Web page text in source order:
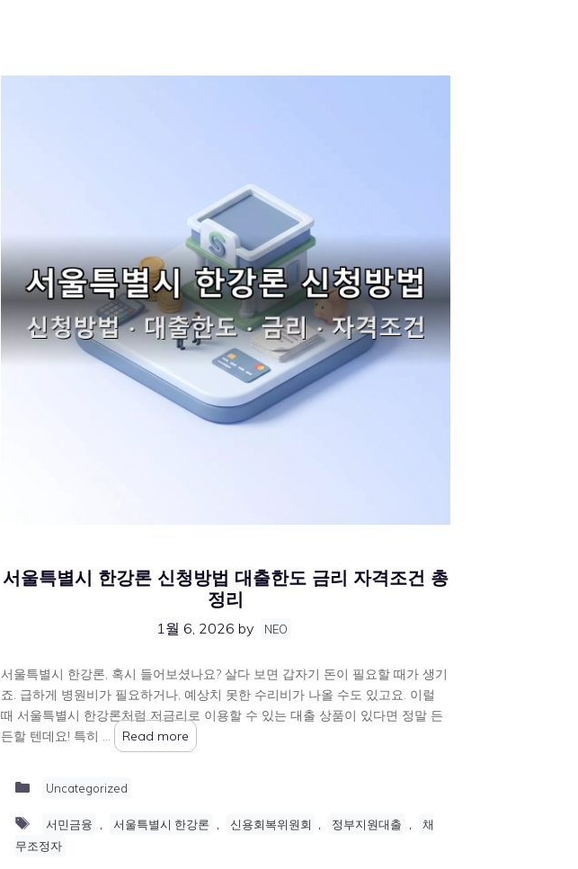
서울특별시 한강론 신청방법 대출한도 금리 자격조건 총
정리
1월 6, 2026 by NEO
서울특별시 한강론, 혹시 들어보셨나요? 살다 보면 갑자기 돈이 필요할 때가 생기
죠. 급하게 병원비가 필요하거나, 예상치 못한 수리비가 나올 수도 있고요. 이럴
때 서울특별시 한강론처럼 저금리로 이용할 수 있는 대출 상품이 있다면 정말 든
든할 텐데요! 특히 …
Read more
Categories
Uncategorized
Tags
서민금융 서울특별시 한강론 신용회복위원회 정부지원대출
채
무조정자